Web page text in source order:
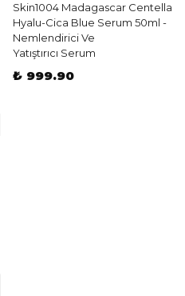
Skin1004 Madagascar Centella
Hyalu-Cica Blue Serum 50ml -
Nemlendirici Ve
Yatıştırıcı Serum
₺ 999.90